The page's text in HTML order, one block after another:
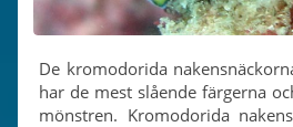
De kromodorida
har de mest slående färgerna
mönstren. Kromodorida